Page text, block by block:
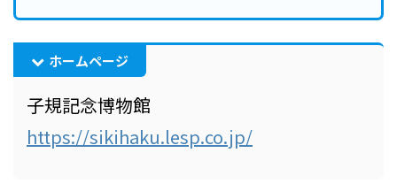
ホームページ
子規記念博物館
https://sikihaku.lesp.co.jp/